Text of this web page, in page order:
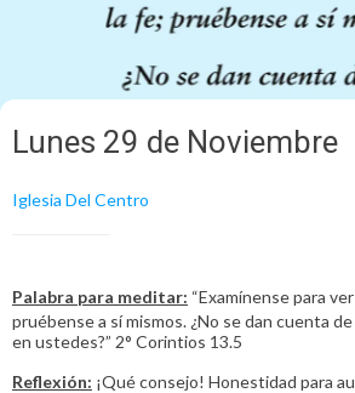
Lunes 29 de Noviembre
Iglesia Del Centro
Palabra para meditar: “Examínense para
pruébense a sí mismos. ¿No se dan cuenta
en ustedes?” 2° Corintios 13.5
Reflexión: ¡Qué consejo! Honestidad para